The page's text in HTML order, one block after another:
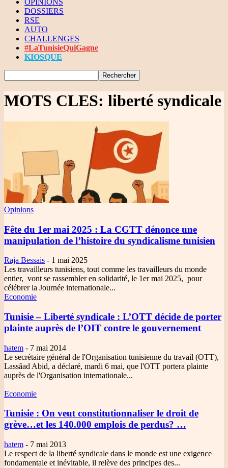
OPINIONS
DOSSIERS
RSE
AUTO
CHALLENGES
#LaTunisieQuiGagne
KIOSQUE
MOTS CLES: liberté syndicale
Opinions
Fête du 1er mai 2025 : La CGTT dénonce une
manipulation de l’histoire du syndicalisme tunisien
Raja Bessais - 1 mai 2025
Les travailleurs tunisiens, tout comme les travailleurs du monde
entier, vont se rassembler en solidarité, le 1er mai 2025, pour
célébrer la Journée internationale...
Economie
Tunisie – Liberté syndicale : L’OTT décide de porter
plainte auprès de l’OIT contre le gouvernement
hatem - 7 mai 2014
Le secrétaire général de l'Organisation tunisienne du travail (OTT),
Lassâad Abid, a déclaré, mardi 6 mai, que l'OTT portera plainte
auprès de l'Organisation internationale...
Economie
Tunisie : On veut constitutionnaliser le droit de
grève…et les 140.000 emplois de perdus? …
hatem - 7 mai 2013
Le respect de la liberté syndicale dans le monde est une exigence
fondamentale et inévitable, il relève des principes des...